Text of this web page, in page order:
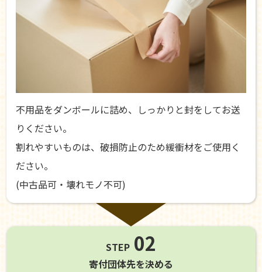
不用品をダンボールに詰め、しっかりと封をしてお送
りください。
割れやすいものは、破損防止のため緩衝材をご使用く
ださい。
(中古品可・壊れモノ不可)
STEP 02
寄付団体先を決める